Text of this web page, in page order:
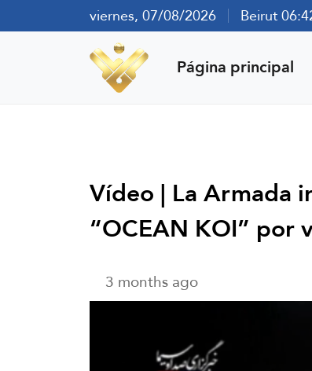
viernes, 07/08/2026 Beirut
Página principal
Vídeo | La Armada
“OCEAN KOI” por
3 months ago